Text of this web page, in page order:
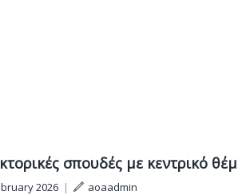
σπουδές με κεντρικό
2026 | aoaadmin